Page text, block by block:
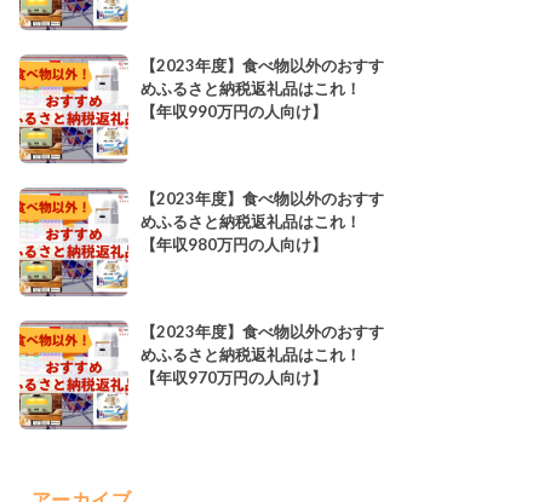
【2023年度】食べ物以外のおすす
めふるさと納税返礼品はこれ！
【年収990万円の人向け】
【2023年度】食べ物以外のおすす
めふるさと納税返礼品はこれ！
【年収980万円の人向け】
【2023年度】食べ物以外のおすす
めふるさと納税返礼品はこれ！
【年収970万円の人向け】